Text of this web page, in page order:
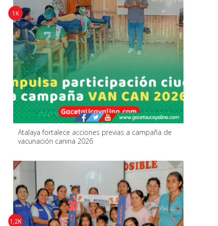
Atalaya fortalece acciones previas a campaña de
vacunación canina 2026
1K
1,2K